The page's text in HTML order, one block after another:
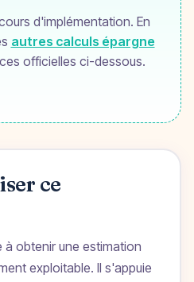
d'implémentation. En
autres calculs épargne
officielles ci-dessous.
ce
à obtenir une estimation
exploitable. Il s'appuie